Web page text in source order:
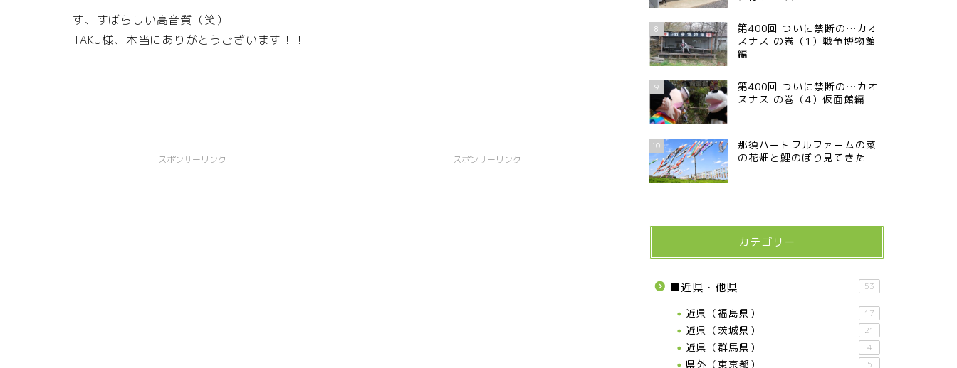
す、すばらしい高音質（笑）
TAKU様、本当にありがとうございます！！
スポンサーリンク スポンサーリンク
8
第400回 ついに禁断の…カオ
スナス の巻（1）戦争博物館
編
9
第400回 ついに禁断の…カオ
スナス の巻（4）仮面館編
10
那須ハートフルファームの菜
の花畑と鯉のぼり見てきた
カテゴリー
■近県・他県 53
近県（福島県） 17
近県（茨城県） 21
近県（群馬県） 4
県外（東京都） 5